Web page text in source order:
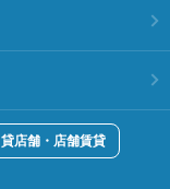
貸店舗・店舗賃貸